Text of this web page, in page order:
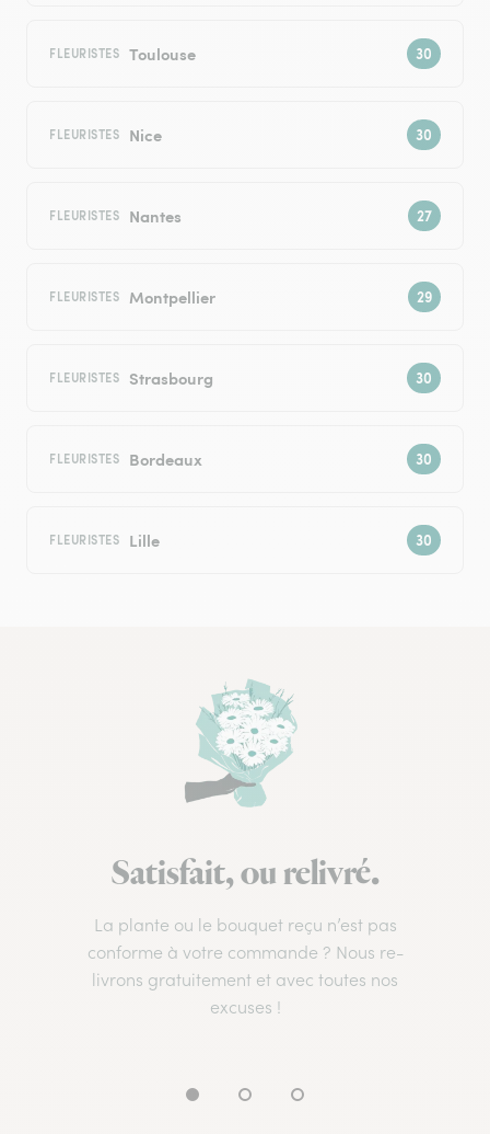
FLEURISTES Toulouse
FLEURISTES Nice
FLEURISTES Nantes
FLEURISTES Montpellier
FLEURISTES Strasbourg
FLEURISTES Bordeaux
FLEURISTES Lille
Satisfait, ou relivré.
La plante ou le bouquet reçu n’est pas
conforme à votre commande ? Nous re-
livrons gratuitement et avec toutes nos
excuses !